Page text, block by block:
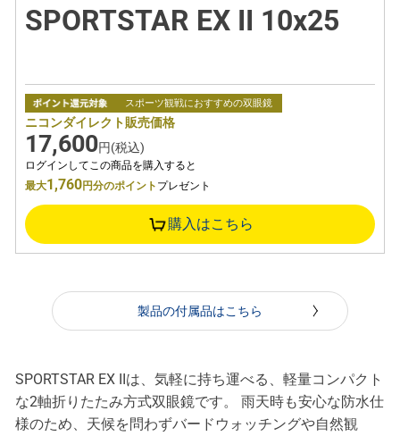
SPORTSTAR EX II 10x25
スポーツ観戦におすすめの双眼鏡
ニコンダイレクト販売価格
17,600円(税込)
ログインしてこの商品を購入すると
最大1,760円分のポイント プレゼント
購入はこちら
製品の付属品はこちら
SPORTSTAR EX IIは、気軽に持ち運べる、軽量コンパクト
な2軸折りたたみ方式双眼鏡です。 雨天時も安心な防水仕
様のため、天候を問わずバードウォッチングや自然観